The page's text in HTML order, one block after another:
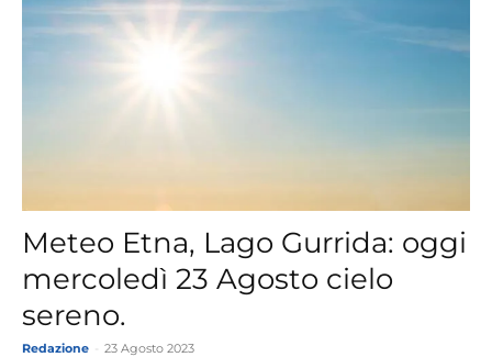
Meteo Etna, Lago Gurrida: oggi
mercoledì 23 Agosto cielo
sereno.
Redazione 23 Agosto 2023